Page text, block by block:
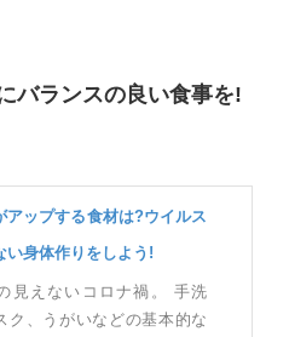
バランスの良い食事を!
アップする食材は?ウイルス
い身体作りをしよう!
見えないコロナ禍。 手洗
ク、うがいなどの基本的な